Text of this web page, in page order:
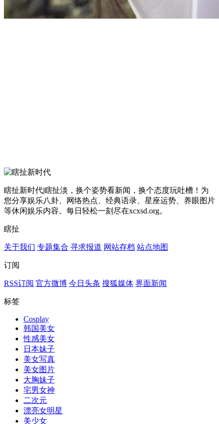
瞎扯新时代|瞎扯淡，换个姿势看新闻，换个态度玩吐槽！为
您分享娱乐八卦、网络热点、经典语录、星座运势、养眼图片
等休闲娱乐内容。每日轻松一刻尽在xcxsd.org。
瞎扯
关于我们 专题集合 寻求报道 网站存档 站点地图
订阅
RSS订阅 官方微博 今日头条 搜狐媒体 界面新闻
标签
Cosplay
韩国美女
性感美女
日本妹子
美女写真
美女图片
大胸妹子
宅男女神
二次元
漂亮女明星
美少女